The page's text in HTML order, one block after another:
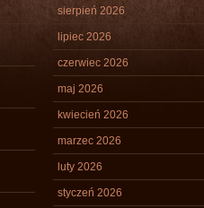
sierpień 2026
lipiec 2026
czerwiec 2026
maj 2026
kwiecień 2026
marzec 2026
luty 2026
styczeń 2026